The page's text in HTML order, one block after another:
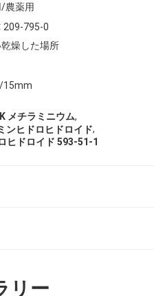
農薬用
209-795-0
燥した場所
15mm
メチラミニウム,
ンヒドロヒドロイド,
ヒドロイド 593-51-1
リー